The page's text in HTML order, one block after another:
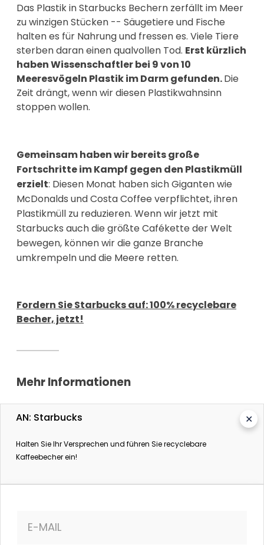
Das Plastik in Starbucks Bechern zerfällt im Meer
zu winzigen Stücken -- Säugetiere und Fische
halten es für Nahrung und fressen es. Viele Tiere
sterben daran einen qualvollen Tod. Erst kürzlich
haben Wissenschaftler bei 9 von 10
Meeresvögeln Plastik im Darm gefunden.Die
Zeit drängt, wenn wir diesen Plastikwahnsinn
stoppen wollen.
Gemeinsam haben wir bereits große
Fortschritte im Kampf gegen den Plastikmüll
erzielt: Diesen Monat haben sich Giganten wie
McDonalds und Costa Coffee verpflichtet, ihren
Plastikmüll zu reduzieren. Wenn wir jetzt mit
Starbucks auch die größte Cafékette der Welt
bewegen, können wir die ganze Branche
umkrempeln und die Meere retten.
Fordern Sie Starbucks auf: 100% recyclebare
Becher, jetzt!
Mehr Informationen
Coffee-to-go-Becher: Müll im Sekundentakt
NDR. 13. Juli 2016.
Mehr Plastik als Fisch im Meer
taz. 19. Januar 2016.
Alternet. 9. Januar 2018.
✕
AN: Starbucks
Halten Sie Ihr Versprechen und führen Sie recyclebare
Kaffeebecher ein!
E-MAIL